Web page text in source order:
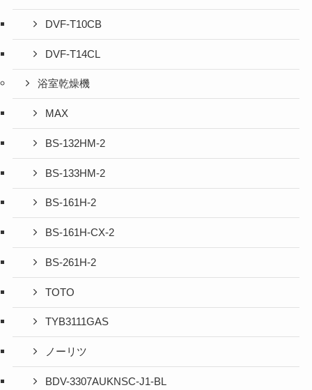
DVF-T10CB
DVF-T14CL
浴室乾燥機
MAX
BS-132HM-2
BS-133HM-2
BS-161H-2
BS-161H-CX-2
BS-261H-2
TOTO
TYB3111GAS
ノーリツ
BDV-3307AUKNSC-J1-BL